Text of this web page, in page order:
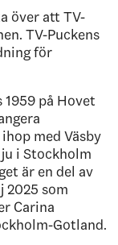
över att TV-
TV-Puckens
för
1959 på Hovet
med Väsby
i Stockholm
är en del av
2025 som
Carina
Gotland.